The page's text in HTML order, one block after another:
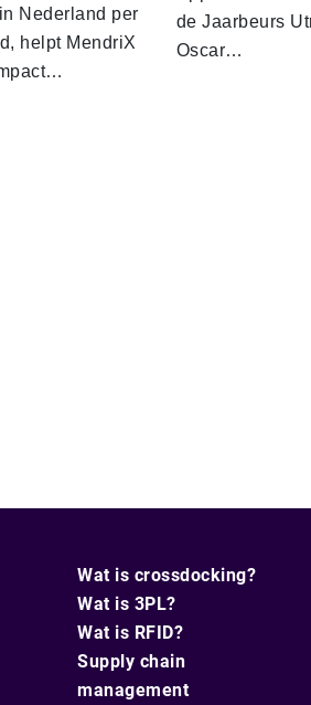
Nederland per
helpt MendriX
de Jaarbeurs
Oscar…
Wat is crossdocking?
Wat is 3PL?
Wat is RFID?
Supply chain
management